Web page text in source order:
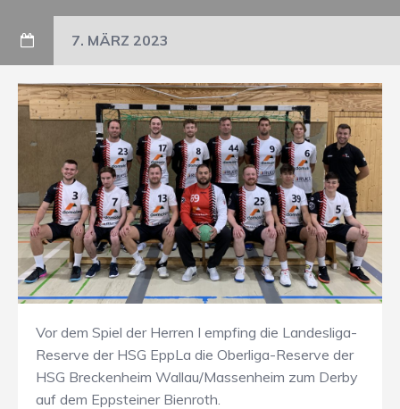
7. MÄRZ 2023
Vor dem Spiel der Herren I empfing die Landesliga-
Reserve der HSG EppLa die Oberliga-Reserve der
HSG Breckenheim Wallau/Massenheim zum Derby
auf dem Eppsteiner Bienroth.